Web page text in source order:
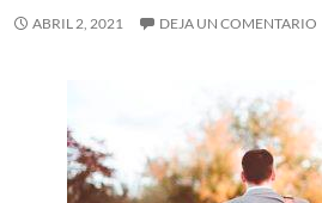
ABRIL 2, 2021 DEJA UN COMENTARIO